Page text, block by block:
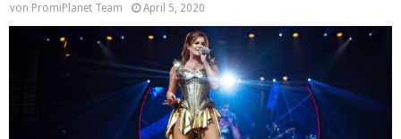
von PromiPlanet Team April 5, 2020